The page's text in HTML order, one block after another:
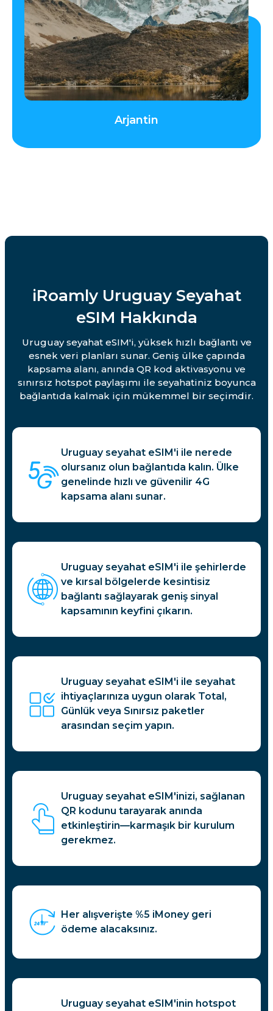
Arjantin
iRoamly Uruguay Seyahat
eSIM Hakkında
Uruguay seyahat eSIM'i, yüksek hızlı bağlantı ve
esnek veri planları sunar. Geniş ülke çapında
kapsama alanı, anında QR kod aktivasyonu ve
sınırsız hotspot paylaşımı ile seyahatiniz boyunca
bağlantıda kalmak için mükemmel bir seçimdir.
Uruguay seyahat eSIM'i ile nerede
olursanız olun bağlantıda kalın. Ülke
genelinde hızlı ve güvenilir 4G
kapsama alanı sunar.
Uruguay seyahat eSIM'i ile şehirlerde
ve kırsal bölgelerde kesintisiz
bağlantı sağlayarak geniş sinyal
kapsamının keyfini çıkarın.
Uruguay seyahat eSIM'i ile seyahat
ihtiyaçlarınıza uygun olarak Total,
Günlük veya Sınırsız paketler
arasından seçim yapın.
Uruguay seyahat eSIM'inizi, sağlanan
QR kodunu tarayarak anında
etkinleştirin—karmaşık bir kurulum
gerekmez.
Her alışverişte %5 iMoney geri
ödeme alacaksınız.
Uruguay seyahat eSIM'inin hotspot